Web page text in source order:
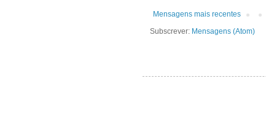
Mensagens mais recentes
Subscrever: Mensagens (Atom)